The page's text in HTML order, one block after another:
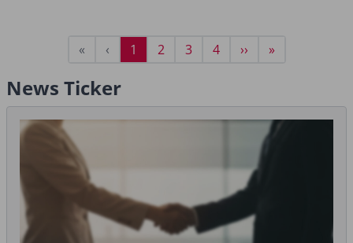
Seitennummerierung
Erste
«
Vorherige
‹
Aktuelle
1 Seite
2 Seite
3 Seite
4
Nächste
››
Letzte
»
News Ticker